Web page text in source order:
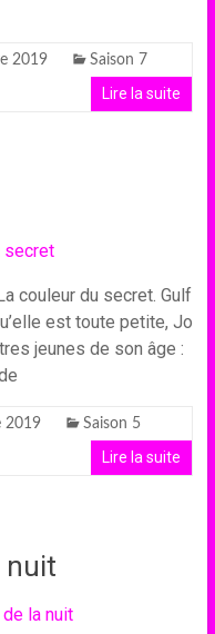
2019 Saison 7
Lire la suite
couleur du secret. Gulf
est toute petite, Jo
jeunes de son âge :
2019 Saison 5
Lire la suite
nuit